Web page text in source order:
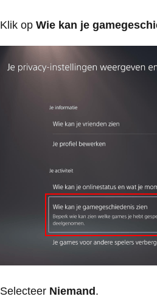
Klik op Wie kan je
Selecteer Niemand.